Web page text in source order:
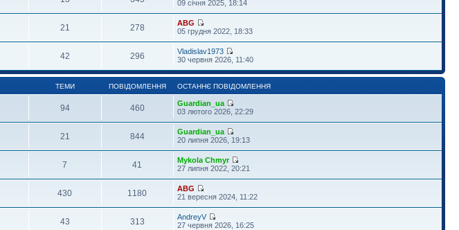
09 січня 2025, 18:14
21 278
ABG
05 грудня 2022, 18:33
42 296
Vladislav1973
30 червня 2026, 11:40
ТЕМИ ПОВІДОМЛЕННЯ ОСТАННЄ ПОВІДОМЛЕННЯ
94 460
Guardian_ua
03 лютого 2026, 22:29
21 844
Guardian_ua
20 липня 2026, 19:13
7 41
Mykola Chmyr
27 липня 2022, 20:21
430 1180
ABG
21 вересня 2024, 11:22
43 313
AndreyV
27 червня 2026, 16:25